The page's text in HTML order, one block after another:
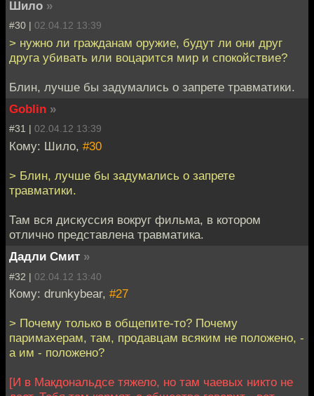
Шило »
#30 | 02.04.12 13:39
> нужно ли гражданам оружие, будут ли они друг
друга убивать или воцарится мир и спокойствие?
Блин, лучше бы задумались о запрете травматики.
Goblin »
#31 | 02.04.12 13:39
Кому: Шило, #30
> Блин, лучше бы задумались о запрете
травматики.
Там вся дискуссия вокруг фильма, в котором
отлично представлена травматика.
Дадли Смит »
#32 | 02.04.12 13:40
Кому: drunkybear, #27
> Почему только в общепите-то? Почему
паримахерам, там, продавцам всяким не положено, -
а им - положено?
[И в Макдональдсе тяжело, но там чаевых никто не